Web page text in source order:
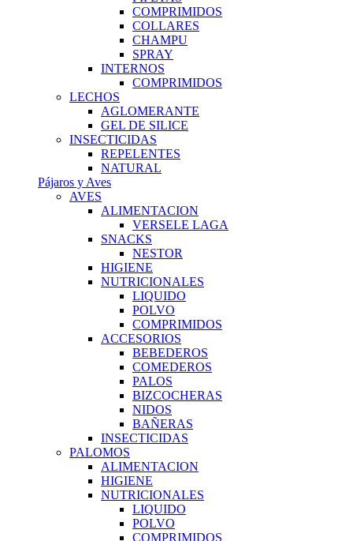
COMPRIMIDOS
COLLARES
CHAMPU
SPRAY
INTERNOS
COMPRIMIDOS
LECHOS
AGLOMERANTE
GEL DE SILICE
INSECTICIDAS
REPELENTES
NATURAL
Pájaros y Aves
AVES
ALIMENTACION
VERSELE LAGA
SNACKS
NESTOR
HIGIENE
NUTRICIONALES
LIQUIDO
POLVO
COMPRIMIDOS
ACCESORIOS
BEBEDEROS
COMEDEROS
PALOS
BIZCOCHERAS
NIDOS
BAÑERAS
INSECTICIDAS
PALOMOS
ALIMENTACION
HIGIENE
NUTRICIONALES
LIQUIDO
POLVO
COMPRIMIDOS